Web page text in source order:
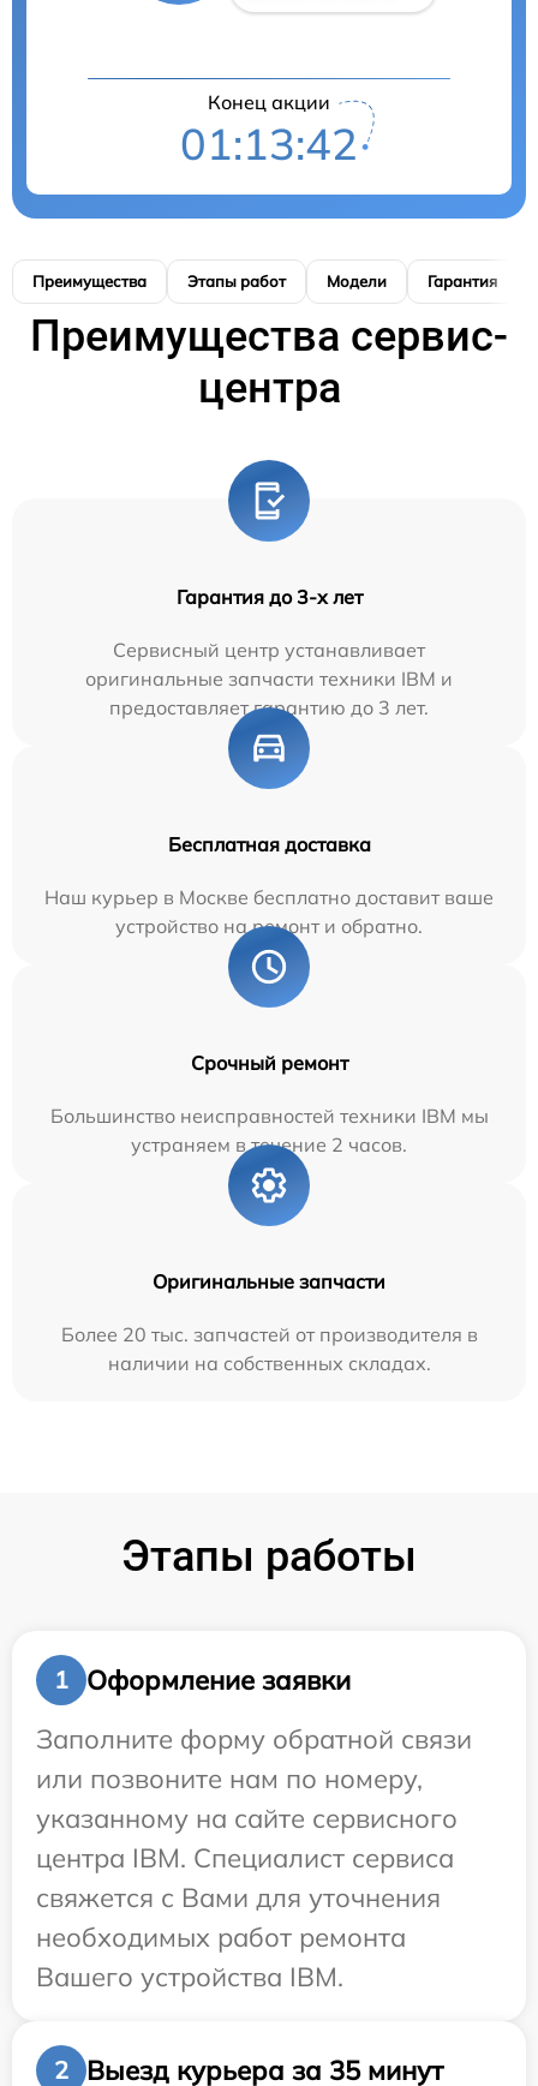
Конец акции
01:13:42
Преимущества Этапы работ Модели Гарантия
Преимущества сервис-
центра
Гарантия до 3-х лет
Сервисный центр устанавливает
оригинальные запчасти техники IBM и
предоставляет гарантию до 3 лет.
Бесплатная доставка
Наш курьер в Москве бесплатно доставит ваше
устройство на ремонт и обратно.
Срочный ремонт
Большинство неисправностей техники IBM мы
устраняем в течение 2 часов.
Оригинальные запчасти
Более 20 тыс. запчастей от производителя в
наличии на собственных складах.
Этапы работы
1
Оформление заявки
Заполните форму обратной связи
или позвоните нам по номеру,
указанному на сайте сервисного
центра IBM. Специалист сервиса
свяжется с Вами для уточнения
необходимых работ ремонта
Вашего устройства IBM.
2 Выезд курьера за 35 минут